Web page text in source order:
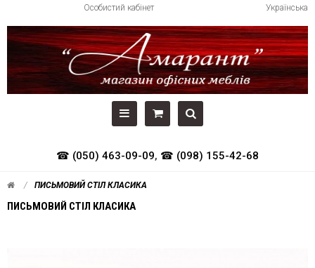
Українська
Особистий кабінет
☎ (050) 463-09-09, ☎ (098) 155-42-68
ПИСЬМОВИЙ СТІЛ КЛАСИКА
ПИСЬМОВИЙ СТІЛ КЛАСИКА